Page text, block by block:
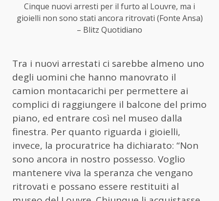
Cinque nuovi arresti per il furto al Louvre, ma i
gioielli non sono stati ancora ritrovati (Fonte Ansa)
– Blitz Quotidiano
Tra i nuovi arrestati ci sarebbe almeno uno
degli uomini che hanno manovrato il
camion montacarichi per permettere ai
complici di raggiungere il balcone del primo
piano, ed entrare così nel museo dalla
finestra. Per quanto riguarda i gioielli,
invece, la procuratrice ha dichiarato: “Non
sono ancora in nostro possesso. Voglio
mantenere viva la speranza che vengano
ritrovati e possano essere restituiti al